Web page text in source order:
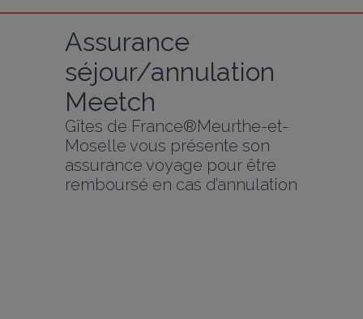
Assurance
séjour/annulation
Meetch
Gîtes de France®Meurthe-et-
Moselle vous présente son
assurance voyage pour être
remboursé en cas d’annulation